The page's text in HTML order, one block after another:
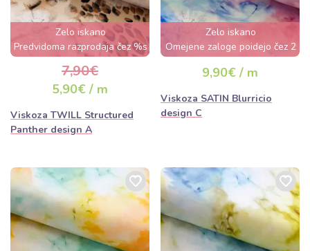
Zelo iskano
Predvidoma razprodaja čez %s
dan
7,90€
5,90€ / m
Viskoza TWILL Structured
Panther design A
Zelo iskano
Omejene zaloge poidejo čez 2
dni
9,90€ / m
Viskoza SATIN Blurricio
design C